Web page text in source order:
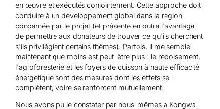
en œuvre et exécutés conjointement. Cette approche doit
conduire à un développement global dans la région
concernée par le projet (et présente en outre l'avantage
de permettre aux donateurs de trouver ce qu'ils cherchent
s'ils privilégient certains thèmes). Parfois, il me semble
maintenant que moins est peut-être plus : le reboisement,
l'agroforesterie et les foyers de cuisson à haute efficacité
énergétique sont des mesures dont les effets se
complètent, voire se renforcent mutuellement.
Nous avons pu le constater par nous-mêmes à Kongwa.